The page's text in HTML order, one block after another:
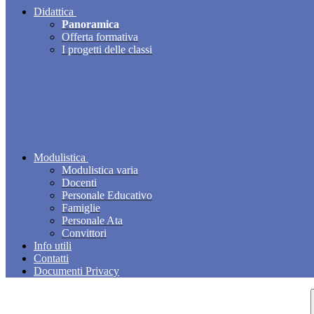
Didattica
Panoramica
Offerta formativa
I progetti delle classi
Modulistica
Modulistica varia
Docenti
Personale Educativo
Famiglie
Personale Ata
Convittori
Info utili
Contatti
Documenti Privacy